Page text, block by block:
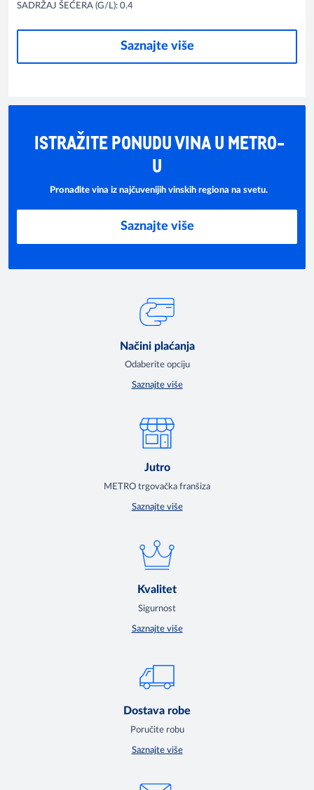
SADRŽAJ ŠEĆERA (G/L): 0.4
Saznajte više
ISTRAŽITE PONUDU VINA U METRO-
U
Pronađite vina iz najčuvenijih vinskih regiona na svetu.
Saznajte više
Načini plaćanja
Odaberite opciju
Saznajte više
Jutro
METRO trgovačka franšiza
Saznajte više
Kvalitet
Sigurnost
Saznajte više
Dostava robe
Poručite robu
Saznajte više